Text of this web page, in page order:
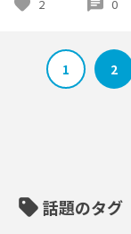
favorite 2 chat 0
1 2
sell話題のタグ